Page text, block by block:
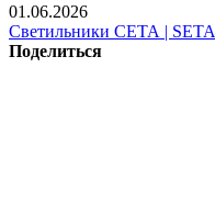
01.06.2026
Светильники СЕТА | SETA
Поделиться